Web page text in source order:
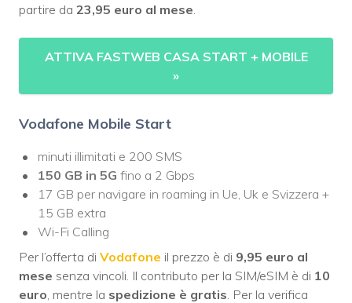
partire da 23,95 euro al mese
ATTIVA FASTWEB CASA START + MOBILE
»
Vodafone Mobile Start
minuti illimitati e 200 SMS
150 GB in 5G fino a 2 Gbps
17 GB per navigare in roaming in Ue, Uk e Svizzera +
15 GB extra
Wi-Fi Calling
Per l’offerta di Vodafone il prezzo è di 9,95 euro al
mese senza vincoli. Il contributo per la SIM/eSIM è di 10
euro , mentre la spedizione è gratis . Per la verifica